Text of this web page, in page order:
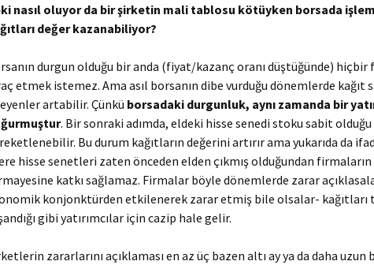
nasıl oluyor da bir şirketin mali tablosu kötüyken borsada
değer kazanabiliyor?
durgun olduğu bir anda (fiyat/kazanç oranı düştüğünde) hiçbir
etmek istemez. Ama asıl borsanın dibe vurduğu dönemlerde kağıt
artabilir. Çünkü borsadaki durgunluk, aynı zamanda bir
. Bir sonraki adımda, eldeki hisse senedi stoku sabit
Bu durum kağıtların değerini artırır ama yukarıda da
hisse senetleri zaten önceden elden çıkmış olduğundan
katkı sağlamaz. Firmalar böyle dönemlerde zarar
konjonktürden etkilenerek zarar etmiş bile olsalar- kağıtları
gibi yatırımcılar için cazip hale gelir.
zararlarını açıklaması en az üç bazen altı ay ya da daha uzun